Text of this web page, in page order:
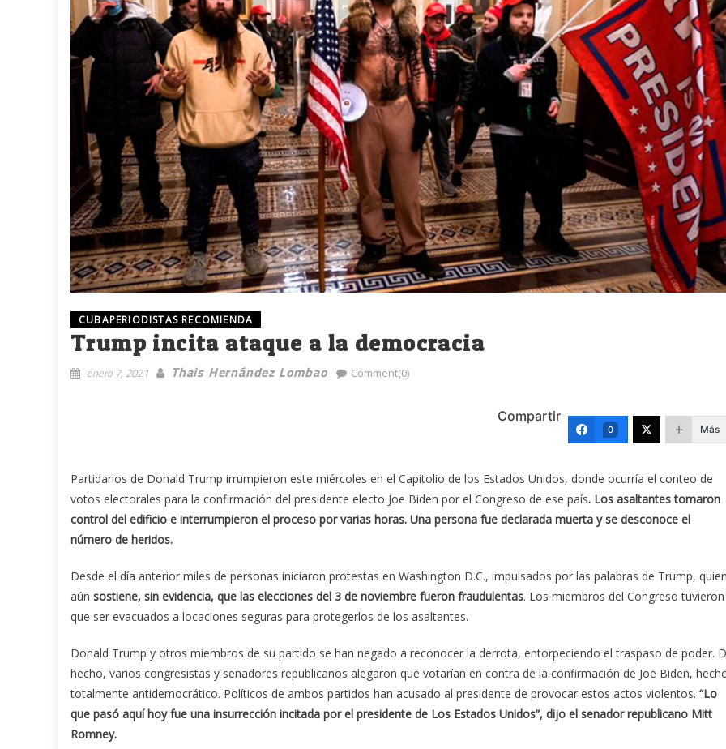
CUBAPERIODISTAS RECOMIENDA
Trump incita ataque a la democracia
enero 7, 2021 Thais Hernández Lombao Comment(0)
Compartir
0 Más
Partidarios de Donald Trump irrumpieron este miércoles en el Capitolio de los Estados Unidos, donde ocurría el conteo de
votos electorales para la confirmación del presidente electo Joe Biden por el Congreso de ese país. Los asaltantes tomaron
control del edificio e interrumpieron el proceso por varias horas. Una persona fue declarada muerta y se desconoce el
número de heridos.
Desde el día anterior miles de personas iniciaron protestas en Washington D.C., impulsados por las palabras de Trump,
aún sostiene, sin evidencia, que las elecciones del 3 de noviembre fueron fraudulentas. Los miembros del Congreso tuvieron
que ser evacuados a locaciones seguras para protegerlos de los asaltantes.
Donald Trump y otros miembros de su partido se han negado a reconocer la derrota, entorpeciendo el traspaso de poder.
hecho, varios congresistas y senadores republicanos alegaron que votarían en contra de la confirmación de Joe Biden,
totalmente antidemocrático. Políticos de ambos partidos han acusado al presidente de provocar estos actos violentos. “Lo
que pasó aquí hoy fue una insurrección incitada por el presidente de Los Estados Unidos”, dijo el senador republicano Mitt
Romney.